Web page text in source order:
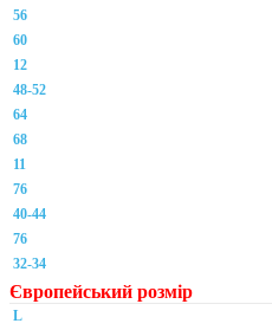
56
60
12
48-52
64
68
11
76
40-44
76
32-34
Європейський розмір
L